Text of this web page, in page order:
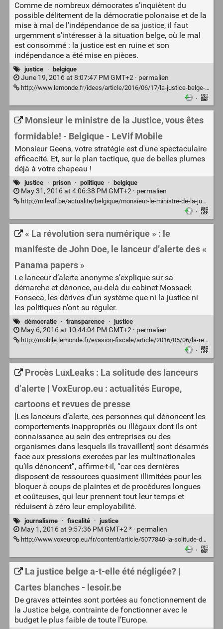
Comme de nombreux démocrates s’inquiètent du
possible délitement de la démocratie polonaise et de la
mise à mal de l’indépendance de sa justice, il faut
urgemment s’intéresser à la situation belge, où le mal
est consommé : la justice est en ruine et son
indépendance a été mise en pièces.
justice · belgique
June 19, 2016 at 8:07:47 PM GMT+2 · permalien
http://www.lemonde.fr/idees/article/2016/06/17/la-justice-belge-est-devenue-un-grand-cadavre-a-la-renverse_4952601_3232.html
·
Monsieur le ministre de la Justice, vous êtes
formidable! - Belgique - LeVif Mobile
Monsieur Geens, votre stratégie est d'une spectaculaire
efficacité. Et, sur le plan tactique, que de belles plumes
déjà à votre chapeau !
justice · prison · politique · belgique
May 31, 2016 at 4:06:38 PM GMT+2 · permalien
http://m.levif.be/actualite/belgique/monsieur-le-ministre-de-la-justice-vous-etes-formidable/article-opinion-506595.html
·
« La révolution sera numérique » : le
manifeste de John Doe, le lanceur d’alerte des «
Panama papers »
Le lanceur d’alerte anonyme s’explique sur sa
démarche et dénonce, au-delà du cabinet Mossack
Fonseca, les dérives d’un système que ni la justice ni
les politiques n’ont su réguler.
démocratie · transparence · justice
May 6, 2016 at 10:44:04 PM GMT+2 · permalien
http://mobile.lemonde.fr/evasion-fiscale/article/2016/05/06/la-revolution-sera-numerique-le-manifeste-de-john-doe-le-lanceur-d-alerte-des-panama-papers_4915025_4862750.html?xtref=acc_dir
·
Procès LuxLeaks : La solitude des lanceurs
d’alerte | VoxEurop.eu : actualités Europe,
cartoons et revues de presse
[Les lanceurs d’alerte, ces personnes qui dénoncent les
comportements inappropriés ou illégaux dont ils ont
connaissance au sein des entreprises ou des
organismes dans lesquels ils travaillent] sont désarmés
face aux pressions exercées par les multinationales
qu’ils dénoncent”, affirme-t-il, “car ces dernières
disposent de ressources quasiment illimitées pour les
bloquer à coups de plaintes et de procédures longues
et coûteuses, qui leur prennent tout leur temps et
réduisent à zéro leur employabilité.
journalisme · fiscalité · justice
May 1, 2016 at 9:57:36 PM GMT+2 * · permalien
http://www.voxeurop.eu/fr/content/article/5077840-la-solitude-des-lanceurs-d-alerte
·
La justice belge a-t-elle été négligée? |
Cartes blanches - lesoir.be
De graves atteintes sont portées au fonctionnement de
la Justice belge, contrainte de fonctionner avec le
budget le plus faible de toute l’Europe.